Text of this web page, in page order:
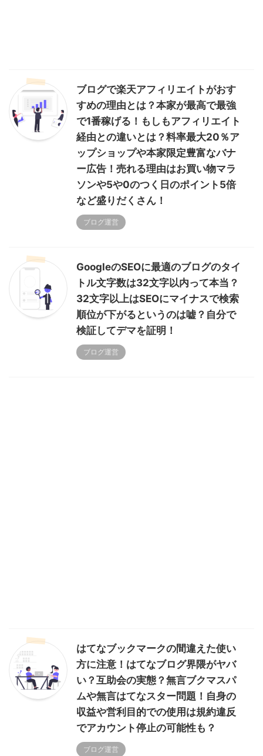
ブログで楽天アフィリエイトがおす
すめの理由とは？本家が最高で最強
で1番稼げる！もしもアフィリエイト
経由との違いとは？料率最大20％ア
ップショップや本家限定豊富なバナ
ー広告！売れる理由はお買い物マラ
ソンや5や0のつく日のポイント5倍
など盛りだくさん！
ブログ運営
GoogleのSEOに最適のブログのタイ
トル文字数は32文字以内って本当？
32文字以上はSEOにマイナスで検索
順位が下がるというのは嘘？自分で
検証してデマを証明！
ブログ運営
はてなブックマークの間違えた使い
方に注意！はてなブログ界隈がヤバ
い？互助会の実態？無言ブクマスパ
ムや無言はてなスター問題！自身の
収益や営利目的での使用は規約違反
でアカウント停止の可能性も？
ブログ運営